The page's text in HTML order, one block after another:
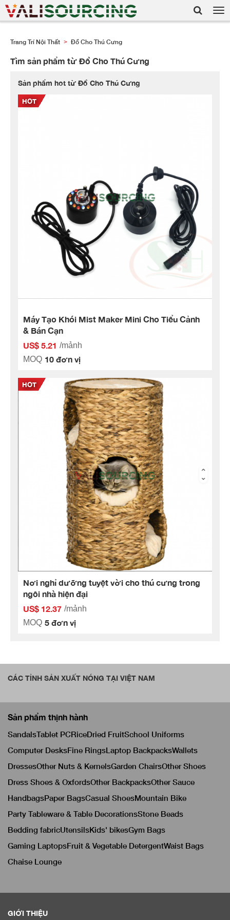
Trang Trí Nội Thất > Đồ Cho Thú Cưng
Tìm sản phẩm từ Đồ Cho Thú Cưng
Sản phẩm hot từ Đồ Cho Thú Cưng
Máy Tạo Khói Mist Maker Mini Cho Tiểu Cảnh
& Bán Cạn
US$ 5.21 /mảnh
MOQ 10 đơn vị
Nơi nghỉ dưỡng tuyệt vời cho thú cưng trong
ngôi nhà hiện đại
US$ 12.37 /mảnh
MOQ 5 đơn vị
CÁC TỈNH SẢN XUẤT NÓNG TẠI VIỆT NAM
Sản phẩm thịnh hành
SandalsTablet PCRiceDried FruitSchool Uniforms
Computer DesksFine RingsLaptop BackpacksWallets
DressesOther Nuts & KernelsGarden ChairsOther Shoes
Dress Shoes & OxfordsOther BackpacksOther Sauce
HandbagsPaper BagsCasual ShoesMountain Bike
Party Tableware & Table DecorationsStone Beads
Bedding fabricUtensilsKids' bikesGym Bags
Gaming LaptopsFruit & Vegetable DetergentWaist Bags
Chaise Lounge
GIỚI THIỆU